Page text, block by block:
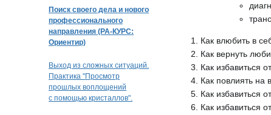
Как влюбить в
Как вернуть
Как избавиться
Как повлиять на
Как избавиться
Как избавиться
Поиск своего дела и нового
профессионального
направления (РА-КУРС:
Ориентир)
Выход из сложных ситуаций.
Практика "Просмотр
прошлых воплощений
с помощью кристаллов".